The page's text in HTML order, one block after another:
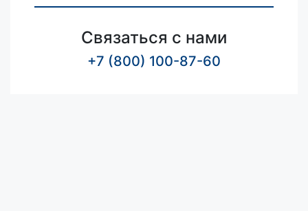
Связаться с нами
+7 (800) 100-87-60